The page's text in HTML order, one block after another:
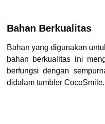
Bahan Berkualitas
Bahan yang digunakan
bahan berkualitas ini
berfungsi dengan
didalam tumbler CocoSmile.